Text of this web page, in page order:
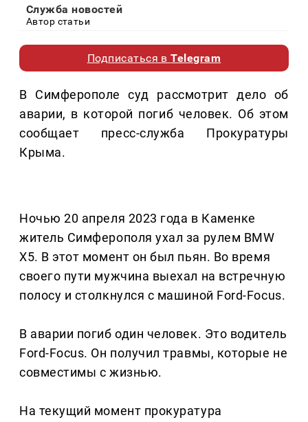
Служба новостей
Автор статьи
Подписаться вTelegram
В Симферополе суд рассмотрит дело об
аварии, в которой погиб человек. Об этом
сообщает пресс-служба Прокуратуры
Крыма.
Ночью 20 апреля 2023 года в Каменке
житель Симферополя ухал за рулем BMW
X5. В этот момент он был пьян. Во время
своего пути мужчина выехал на встречную
полосу и столкнулся с машиной Ford-Focus.
В аварии погиб один человек. Это водитель
Ford-Focus. Он получил травмы, которые не
совместимы с жизнью.
На текущий момент прокуратура